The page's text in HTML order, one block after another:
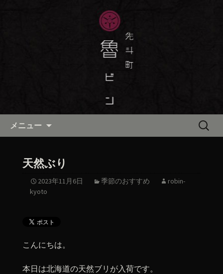
京都・先斗町の京料理・和食
「魯ビン（ろびん）」の公式ブ
京都・先斗町の京町家で美味しい季節
の京料理・和食が自慢の「魯ビン（ろ
びん）」がお店からのお知らせや、お
料理について最新情報をおとどけしま
メニュー
検
天然ぶり
2023年11月6日 季節のおすすめ
robin-
kyoto
こんにちは。
本日は北海道の天然ブリが入荷です。